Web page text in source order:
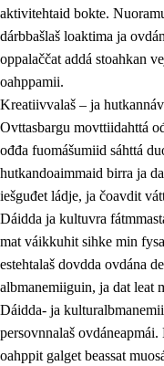
1.3 Kritihkalaš
1.4 Hutkanillu,
1.5
1.6 Demokratiija ja
aktivitehtaid bokte.
dárbbašlaš loaktima ja
oppalaččat addá stoahkan
oahppamii.
Kreatiivvalaš – ja
Ovttasbargu movttiidahttá
ođđa fuomášumiid sáhttá
hutkandoaimmaid birra ja
iešguđet ládje, ja čoavdit
Dáidda ja kultuvra
mat váikkuhit sihke min
estehtalaš dovdda ovdána
albmanemiiguin, ja dat leat
Dáidda- ja
persovnnalaš
oahppit galget beassat